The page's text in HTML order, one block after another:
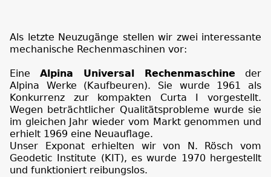
Als letzte Neuzugänge stellen wir zwei interessante
mechanische Rechenmaschinen vor:
Eine Alpina Universal Rechenmaschine der
Alpina Werke (Kaufbeuren). Sie wurde 1961 als
Konkurrenz zur kompakten Curta I vorgestellt.
Wegen beträchtlicher Qualitätsprobleme wurde sie
im gleichen Jahr wieder vom Markt genommen und
erhielt 1969 eine Neuauflage.
Unser Exponat erhielten wir von N. Rösch vom
Geodetic Institute (KIT), es wurde 1970 hergestellt
und funktioniert reibungslos.